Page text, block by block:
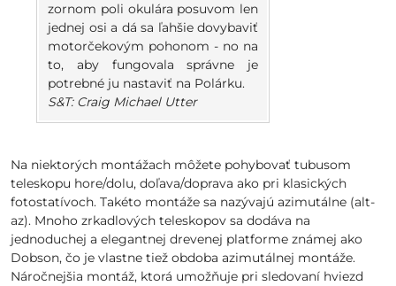
zornom poli okulára posuvom len
jednej osi a dá sa ľahšie dovybaviť
motorčekovým pohonom - no na
to, aby fungovala správne je
potrebné ju nastaviť na Polárku.
S&T: Craig Michael Utter
Na niektorých montážach môžete pohybovať tubusom
teleskopu hore/dolu, doľava/doprava ako pri klasických
fotostatívoch. Takéto montáže sa nazývajú azimutálne (alt-
az). Mnoho zrkadlových teleskopov sa dodáva na
jednoduchej a elegantnej drevenej platforme známej ako
Dobson, čo je vlastne tiež obdoba azimutálnej montáže.
Náročnejšia montáž, ktorá umožňuje pri sledovaní hviezd